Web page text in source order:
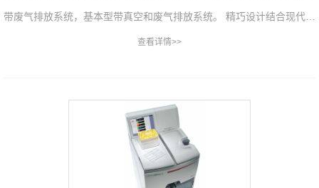
带废气排放系统，基本型带真空和废气排放系统。 精巧设计结合现代化
的用户界面，样品温和脱水，每个阶段都确保高度安全。
查看详情>>